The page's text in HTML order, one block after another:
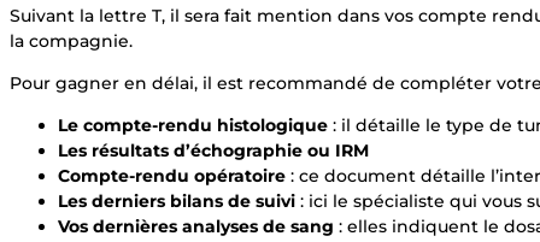
Suivant la lettre T, il sera fait mention dans vos compte
la compagnie.
Pour gagner en délai, il est recommandé de compléter
Le compte-rendu histologique : il détaille le type de
Les résultats d’échographie ou IRM
Compte-rendu opératoire : ce document détaille
Les derniers bilans de suivi : ici le spécialiste qui vous
Vos dernières analyses de sang : elles indiquent le